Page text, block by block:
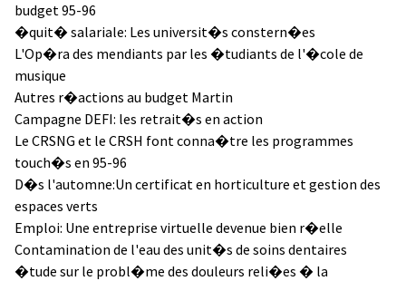
budget 95-96
�quit� salariale: Les universit�s constern�es
L'Op�ra des mendiants par les �tudiants de l'�cole de
musique
Autres r�actions au budget Martin
Campagne DEFI: les retrait�s en action
Le CRSNG et le CRSH font conna�tre les programmes
touch�s en 95-96
D�s l'automne:Un certificat en horticulture et gestion des
espaces verts
Emploi: Une entreprise virtuelle devenue bien r�elle
Contamination de l'eau des unit�s de soins dentaires
�tude sur le probl�me des douleurs reli�es � la